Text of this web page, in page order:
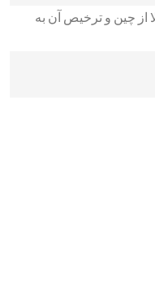
از چین و ترخیص آن به